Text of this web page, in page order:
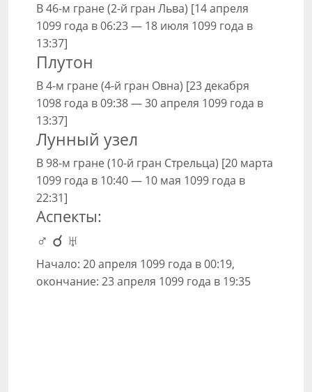
В 46-м гране (2-й гран Льва) [14 апреля
1099 года в 06:23 — 18 июля 1099 года в
13:37]
Плутон
В 4-м гране (4-й гран Овна) [23 декабря
1098 года в 09:38 — 30 апреля 1099 года в
13:37]
Лунный узел
В 98-м гране (10-й гран Стрельца) [20 марта
1099 года в 10:40 — 10 мая 1099 года в
22:31]
Аспекты:
♂ ☌ ♅
Начало: 20 апреля 1099 года в 00:19,
окончание: 23 апреля 1099 года в 19:35